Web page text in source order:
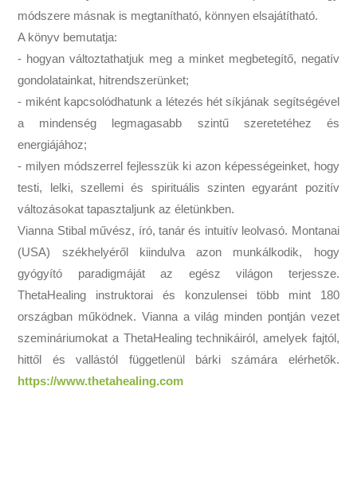
módszere másnak is megtanítható, könnyen elsajátítható.
A könyv bemutatja:
- hogyan változtathatjuk meg a minket megbetegítő, negatív
gondolatainkat, hitrendszerünket;
- miként kapcsolódhatunk a létezés hét síkjának segítségével
a mindenség legmagasabb szintű szeretetéhez és
energiájához;
- milyen módszerrel fejlesszük ki azon képességeinket, hogy
testi, lelki, szellemi és spirituális szinten egyaránt pozitív
változásokat tapasztaljunk az életünkben.
Vianna Stibal művész, író, tanár és intuitív leolvasó. Montanai
(USA) székhelyéről kiindulva azon munkálkodik, hogy
gyógyító paradigmáját az egész világon terjessze.
ThetaHealing instruktorai és konzulensei több mint 180
országban működnek. Vianna a világ minden pontján vezet
szemináriumokat a ThetaHealing technikáiról, amelyek fajtól,
hittől és vallástól függetlenül bárki számára elérhetők.
https://www.thetahealing.com